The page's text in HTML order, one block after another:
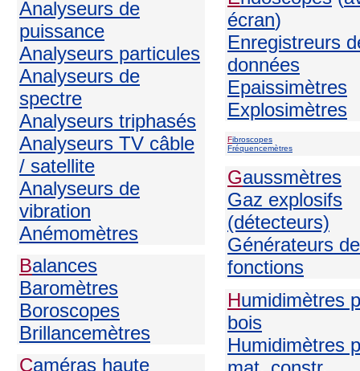
Analyseurs de
puissance
Analyseurs particules
Analyseurs de
spectre
Analyseurs triphasés
Analyseurs TV câble
/ satellite
Analyseurs de
vibration
Anémomètres
Balances
Baromètres
Boroscopes
Brillancemètres
Caméras haute
écran)
Enregistreurs
données
Epaissimètres
Explosimètres
Fibroscopes
Fréquencemètres
Gaussmètres
Gaz explosifs
(détecteurs)
Générateurs de
fonctions
Humidimètres
bois
Humidimètres